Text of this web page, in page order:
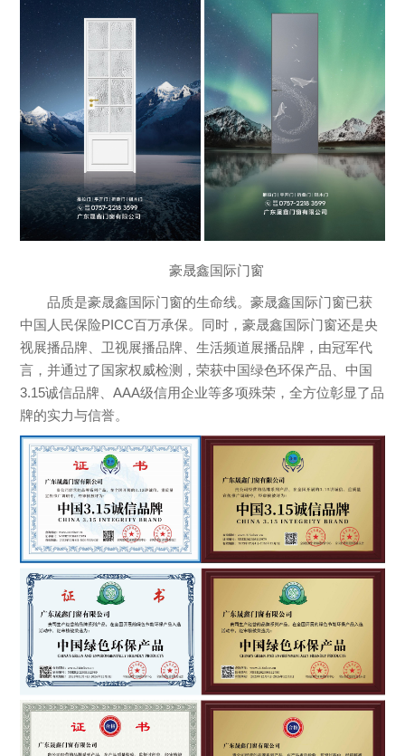
豪晟鑫国际门窗
品质是豪晟鑫国际门窗的生命线。豪晟鑫国际门窗已获
中国人民保险PICC百万承保。同时，豪晟鑫国际门窗还是央
视展播品牌、卫视展播品牌、生活频道展播品牌，由冠军代
言，并通过了国家权威检测，荣获中国绿色环保产品、中国
3.15诚信品牌、AAA级信用企业等多项殊荣，全方位彰显了品
牌的实力与信誉。